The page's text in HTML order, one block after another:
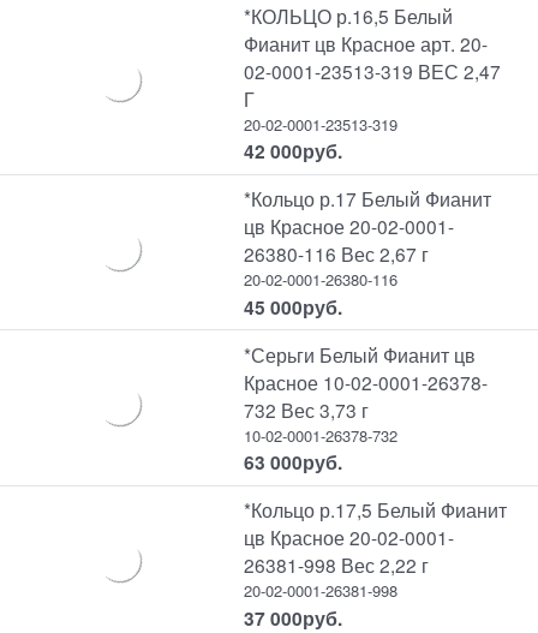
*КОЛЬЦО р.16,5 Белый
Фианит цв Красное арт. 20-
02-0001-23513-319 ВЕС 2,47
Г
20-02-0001-23513-319
42 000руб.
*Кольцо р.17 Белый Фианит
цв Красное 20-02-0001-
26380-116 Вес 2,67 г
20-02-0001-26380-116
45 000руб.
*Серьги Белый Фианит цв
Красное 10-02-0001-26378-
732 Вес 3,73 г
10-02-0001-26378-732
63 000руб.
*Кольцо р.17,5 Белый Фианит
цв Красное 20-02-0001-
26381-998 Вес 2,22 г
20-02-0001-26381-998
37 000руб.